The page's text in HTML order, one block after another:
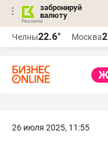
забронируй
валюту
Челны22.6° Москва
26 июля 2025, 11:55